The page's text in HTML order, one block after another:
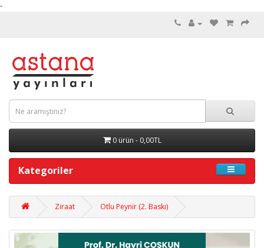
-
0 ürün - 0,00TL
Kategoriler
Ziraat Otlu Peynir (2. Baskı)